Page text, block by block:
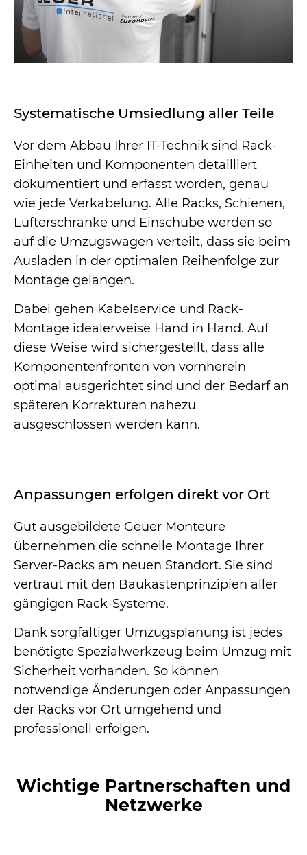
Systematische Umsiedlung aller Teile
Vor dem Abbau Ihrer IT-Technik sind Rack-
Einheiten und Komponenten detailliert
dokumentiert und erfasst worden, genau
wie jede Verkabelung. Alle Racks, Schienen,
Lüfterschränke und Einschübe werden so
auf die Umzugswagen verteilt, dass sie beim
Ausladen in der optimalen Reihenfolge zur
Montage gelangen.
Dabei gehen Kabelservice und Rack-
Montage idealerweise Hand in Hand. Auf
diese Weise wird sichergestellt, dass alle
Komponentenfronten von vornherein
optimal ausgerichtet sind und der Bedarf an
späteren Korrekturen nahezu
ausgeschlossen werden kann.
Anpassungen erfolgen direkt vor Ort
Gut ausgebildete Geuer Monteure
übernehmen die schnelle Montage Ihrer
Server-Racks am neuen Standort. Sie sind
vertraut mit den Baukastenprinzipien aller
gängigen Rack-Systeme.
Dank sorgfältiger Umzugsplanung ist jedes
benötigte Spezialwerkzeug beim Umzug mit
Sicherheit vorhanden. So können
notwendige Änderungen oder Anpassungen
der Racks vor Ort umgehend und
professionell erfolgen.
Wichtige Partnerschaften und
Netzwerke